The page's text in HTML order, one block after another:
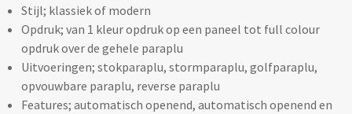
Overige computer accessoires
Smartwatches & Klokken
Smartwatches bedrukken
Stijl; klassiek of modern
Opdruk; van 1 kleur opdruk op een paneel tot full colour
opdruk over de gehele paraplu
Uitvoeringen; stokparaplu, stormparaplu, golfparaplu,
opvouwbare paraplu, reverse paraplu
Features; automatisch openend, automatisch openend en